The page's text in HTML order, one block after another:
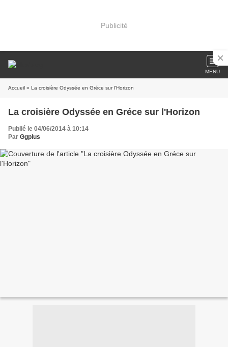
Publicité
MENU
Accueil » La croisière Odyssée en Gréce sur l'Horizon
La croisière Odyssée en Gréce sur l'Horizon
Publié le 04/06/2014 à 10:14
Par Ggplus